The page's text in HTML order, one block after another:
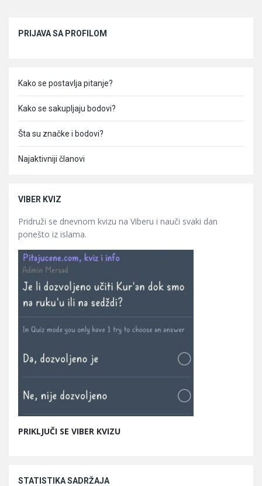
PRIJAVA SA PROFILOM
Kako se postavlja pitanje?
Kako se sakupljaju bodovi?
Šta su značke i bodovi?
Najaktivniji članovi
VIBER KVIZ
Pridruži se dnevnom kvizu na Viberu i nauči svaki dan
ponešto iz islama.
PRIKLJUČI SE VIBER KVIZU
STATISTIKA SADRŽAJA